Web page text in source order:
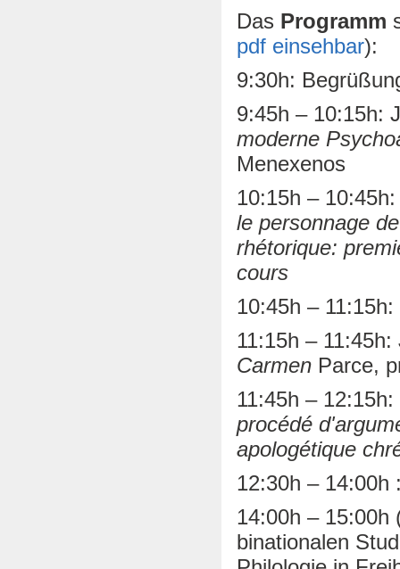
Das Programm
pdf einsehbar):
9:30h:
9:45h – 10:15h:
moderne
Menexenos
10:15h –
le personnage
rhétorique:
cours
10:45h –
11:15h –
Carmen Parce,
11:45h –
procédé
apologétique
12:30h – 14:00h
14:00h – 15:00h
binationalen